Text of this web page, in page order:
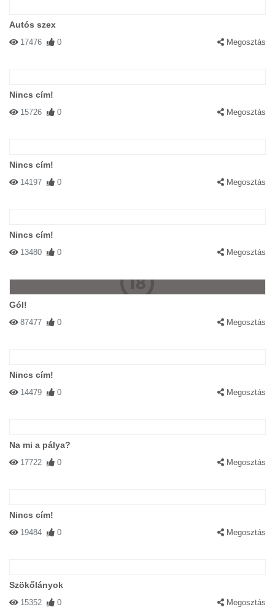
Autós szex
17476 0 Megosztás
Nincs cím!
15726 0 Megosztás
Nincs cím!
14197 0 Megosztás
Nincs cím!
13480 0 Megosztás
Gól!
87477 0 Megosztás
Nincs cím!
14479 0 Megosztás
Na mi a pálya?
17722 0 Megosztás
Nincs cím!
19484 0 Megosztás
Szökőlányok
15352 0 Megosztás